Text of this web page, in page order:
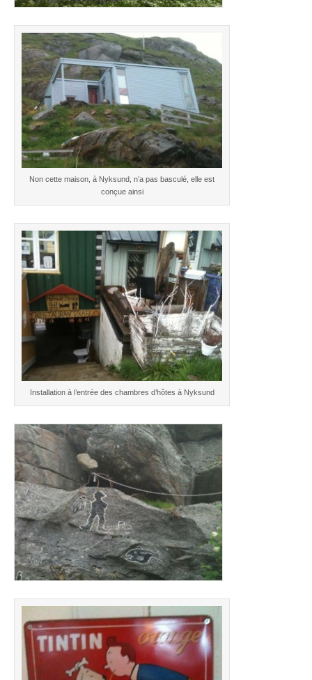
Non cette maison, à Nyksund, n’a pas basculé, elle est
conçue ainsi
Installation à l’entrée des chambres d’hôtes à Nyksund